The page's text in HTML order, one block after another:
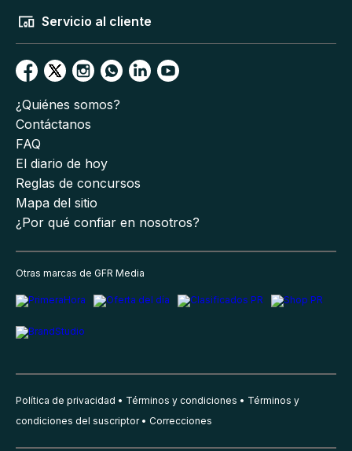
Servicio al cliente
¿Quiénes somos?
Contáctanos
FAQ
El diario de hoy
Reglas de concursos
Mapa del sitio
¿Por qué confiar en nosotros?
Otras marcas de GFR Media
Política de privacidad Términos y condiciones
Términos y
condiciones del suscriptor
Correcciones